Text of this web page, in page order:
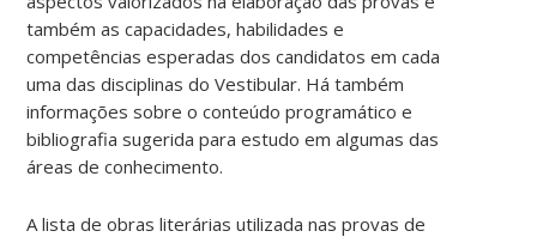
também as capacidades, habilidades e
competências esperadas dos candidatos em cada
uma das disciplinas do Vestibular. Há também
informações sobre o conteúdo programático e
bibliografia sugerida para estudo em algumas das
áreas de conhecimento.
A lista de obras literárias utilizada nas provas de